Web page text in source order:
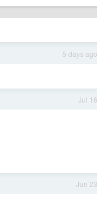
5 days ago
Jul 16
Jun 23